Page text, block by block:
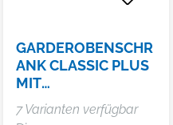
GARDEROBENSCHR
ANK CLASSIC PLUS
MIT
UNTERGEBAUTER
SITZBANK,
7 Varianten verfügbar